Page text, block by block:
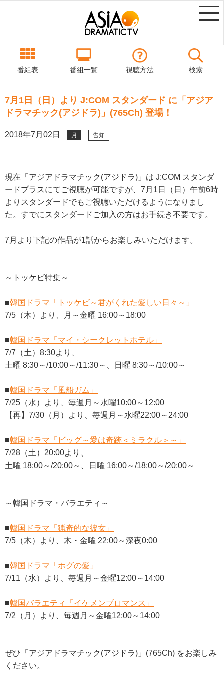
番組表 番組一覧 視聴方法 検索
7月1日（日）より J:COM スタンダード に「アジア
ドラマチック(アジドラ)」(765Ch) 登場！
2018年7月02日 月 告知
現在「アジアドラマチック(アジドラ)」は J:COM スタンダ
ードプラスにてご視聴が可能ですが、7月1日（日）午前6時
よりスタンダードでもご視聴いただけるようになりまし
た。すでにスタンダードご加入の方はお手続き不要です。
7月より下記の作品が1話からお楽しみいただけます。
～トッケビ特集～
■韓国ドラマ「トッケビ～君がくれた愛しい日々～」
7/5（木）より、月～金曜 16:00～18:00
■韓国ドラマ「マイ・シークレットホテル」
7/7（土）8:30より、
土曜 8:30～/10:00～/11:30～、日曜 8:30～/10:00～
■韓国ドラマ「風船ガム」
7/25（水）より、毎週月～水曜10:00～12:00
【再】7/30（月）より、毎週月～水曜22:00～24:00
■韓国ドラマ「ビッグ～愛は奇跡＜ミラクル＞～」
7/28（土）20:00より、
土曜 18:00～/20:00～、日曜 16:00～/18:00～/20:00～
～韓国ドラマ・バラエティ～
■韓国ドラマ「猟奇的な彼女」
7/5（木）より、木・金曜 22:00～深夜0:00
■韓国ドラマ「ホグの愛」
7/11（水）より、毎週月～金曜12:00～14:00
■韓国バラエティ「イケメンブロマンス」
7/2（月）より、毎週月～金曜12:00～14:00
ぜひ「アジアドラマチック(アジドラ)」(765Ch) をお楽しみ
ください。